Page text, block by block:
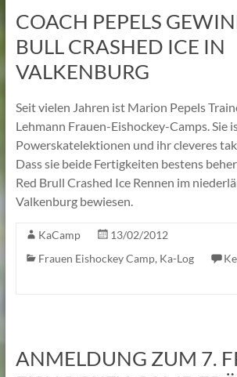
COACH PEPELS
BULL CRASHED ICE IN
VALKENBURG
Seit vielen Jahren ist Marion Pepels
Lehmann Frauen-Eishockey-Camps. Sie
Powerskatelektionen und ihr cleveres
Dass sie beide Fertigkeiten bestens
Red Brull Crashed Ice Rennen im
Valkenburg bewiesen.
KaCamp
13/02/2012
Frauen Eishockey Camp, Ka-Log
ANMELDUNG ZUM 7.